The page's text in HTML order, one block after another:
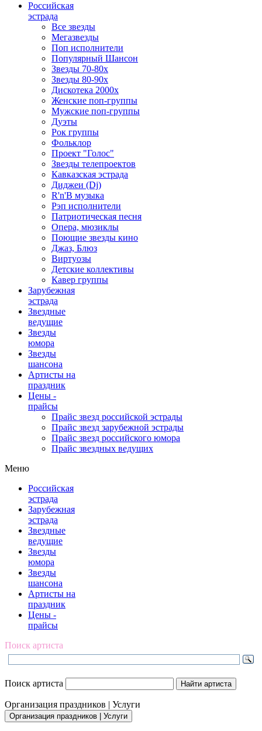
Российская
эстрада
Все звезды
Мегазвезды
Поп исполнители
Популярный Шансон
Звезды 70-80х
Звезды 80-90х
Дискотека 2000х
Женские поп-группы
Мужские поп-группы
Дуэты
Рок группы
Фольклор
Проект "Голос"
Звезды телепроектов
Кавказская эстрада
Диджеи (Dj)
R'n'B музыка
Рэп исполнители
Патриотическая песня
Опера, мюзиклы
Поющие звезды кино
Джаз, Блюз
Виртуозы
Детские коллективы
Кавер группы
Зарубежная
эстрада
Звездные
ведущие
Звезды
юмора
Звезды
шансона
Артисты на
праздник
Цены -
прайсы
Прайс звезд российской эстрады
Прайс звезд зарубежной эстрады
Прайс звезд российского юмора
Прайс звездных ведущих
Меню
Российская
эстрада
Зарубежная
эстрада
Звездные
ведущие
Звезды
юмора
Звезды
шансона
Артисты на
праздник
Цены -
прайсы
Поиск артиста
Поиск артиста
Организация праздников | Услуги
Организация праздников | Услуги